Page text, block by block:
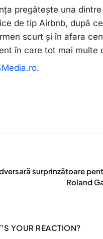
pregătește una
de tip Airbnb, după
scurt și în afara
în care tot mai multe
.
surprinzătoare
Roland
YOUR REACTION?